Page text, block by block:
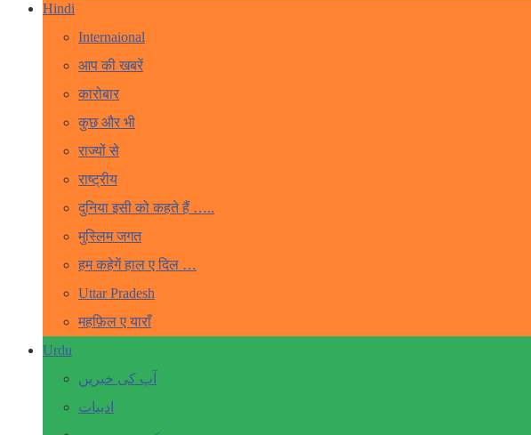
Hindi
Internaional
आप की खबरें
कारोबार
कुछ और भी
राज्यों से
राष्ट्रीय
दुनिया इसी को कहते हैं …..
मुस्लिम जगत
हम कहेगें हाल ए दिल …
Uttar Pradesh
महफ़िल ए याराँ
Urdu
آپ کی خبریں
ادبیات